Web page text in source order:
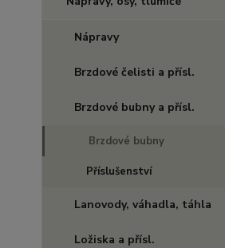
Nápravy
Brzdové čelisti a přísl.
Brzdové bubny a přísl.
Brzdové bubny
Příslušenství
Lanovody, váhadla, táhla
Ložiska a přísl.